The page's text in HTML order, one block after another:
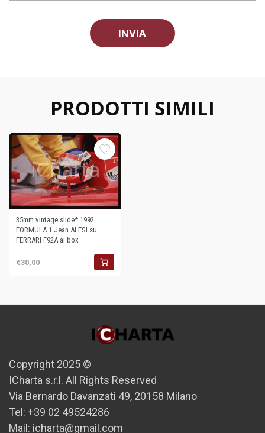
PRODOTTI SIMILI
35mm vintage slide* 1992
FORMULA 1 Jean ALESI su
FERRARI F92A ai box
€30,00
Copyright 2025 ©
ICharta s.r.l. All Rights Reserved
Via Bernardo Davanzati 49, 20158 Milano
Tel: +39 02 49524286
Mail: icharta@gmail.com